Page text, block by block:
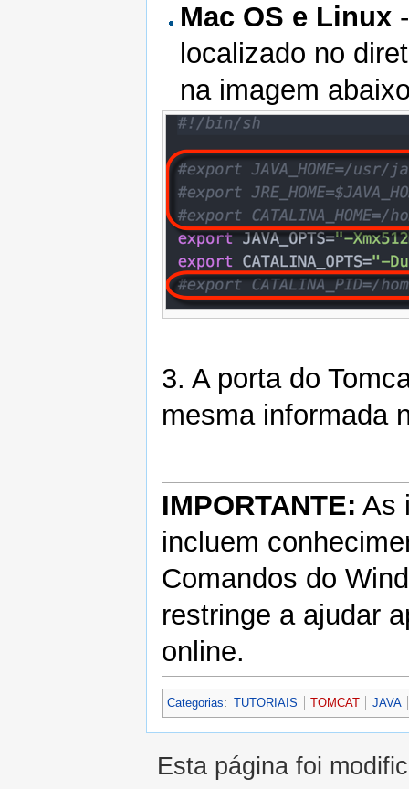
Mac OS e Linux
localizado no
na imagem
3. A porta do
mesma informada
IMPORTANTE: As
incluem
Comandos do
restringe a ajudar
online.
Categorias: TUTORIAIS TOMCAT JAVA
Esta página foi